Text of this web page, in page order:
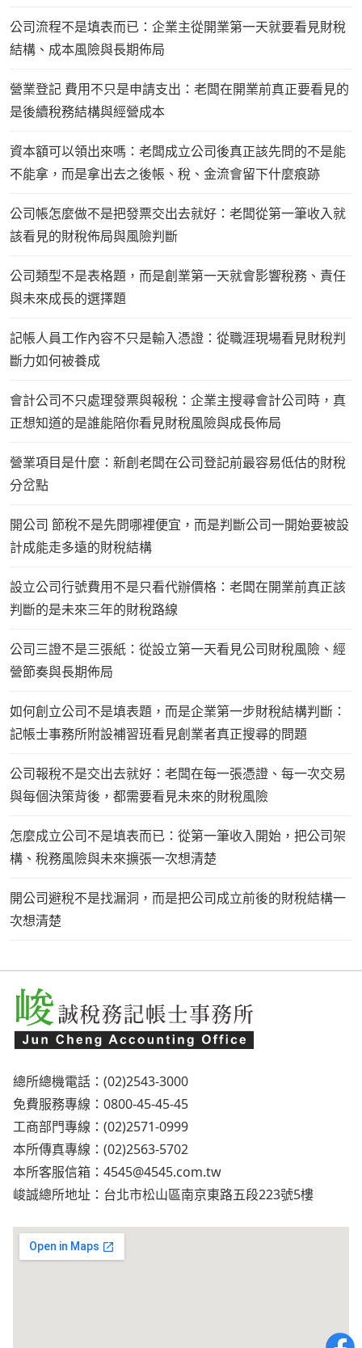
公司流程不是填表而已：企業主從開業第一天就要看見財稅
結構、成本風險與長期佈局
營業登記 費用不只是申請支出：老闆在開業前真正要看見的
是後續稅務結構與經營成本
資本額可以領出來嗎：老闆成立公司後真正該先問的不是能
不能拿，而是拿出去之後帳、稅、金流會留下什麼痕跡
公司帳怎麼做不是把發票交出去就好：老闆從第一筆收入就
該看見的財稅佈局與風險判斷
公司類型不是表格題，而是創業第一天就會影響稅務、責任
與未來成長的選擇題
記帳人員工作內容不只是輸入憑證：從職涯現場看見財稅判
斷力如何被養成
會計公司不只處理發票與報稅：企業主搜尋會計公司時，真
正想知道的是誰能陪你看見財稅風險與成長佈局
營業項目是什麼：新創老闆在公司登記前最容易低估的財稅
分岔點
開公司 節稅不是先問哪裡便宜，而是判斷公司一開始要被設
計成能走多遠的財稅結構
設立公司行號費用不是只看代辦價格：老闆在開業前真正該
判斷的是未來三年的財稅路線
公司三證不是三張紙：從設立第一天看見公司財稅風險、經
營節奏與長期佈局
如何創立公司不是填表題，而是企業第一步財稅結構判斷：
記帳士事務所附設補習班看見創業者真正搜尋的問題
公司報稅不是交出去就好：老闆在每一張憑證、每一次交易
與每個決策背後，都需要看見未來的財稅風險
怎麼成立公司不是填表而已：從第一筆收入開始，把公司架
構、稅務風險與未來擴張一次想清楚
開公司避稅不是找漏洞，而是把公司成立前後的財稅結構一
次想清楚
總所總機電話：(02)2543-3000
免費服務專線：0800-45-45-45
工商部門專線：(02)2571-0999
本所傳真專線：(02)2563-5702
本所客服信箱： 4545@4545.com.tw
峻誠總所地址：台北市松山區南京東路五段223號5樓